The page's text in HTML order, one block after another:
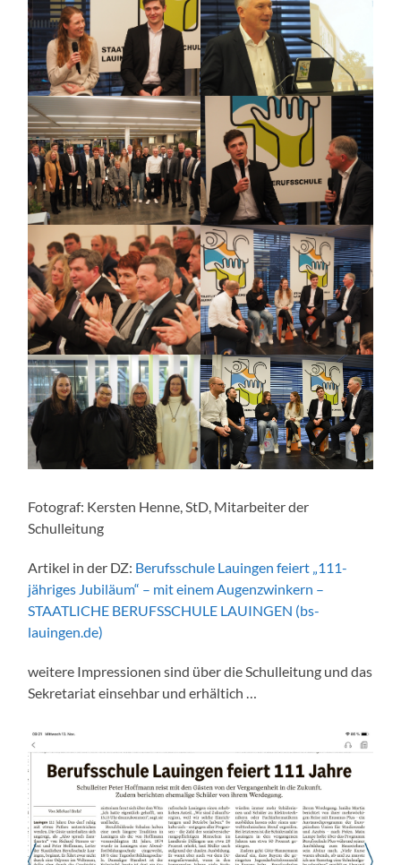
Fotograf: Kersten Henne, StD, Mitarbeiter der
Schulleitung
Artikel in der DZ: Berufsschule Lauingen feiert „111-
jähriges Jubiläum“ – mit einem Augenzwinkern –
STAATLICHE BERUFSSCHULE LAUINGEN (bs-
lauingen.de)
weitere Impressionen sind über die Schulleitung und das
Sekretariat einsehbar und erhältich …